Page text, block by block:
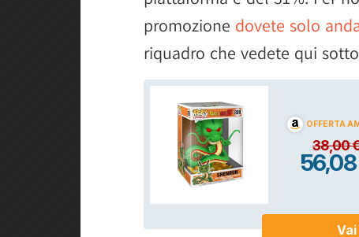
promozione dovete solo
riquadro che vedete qui